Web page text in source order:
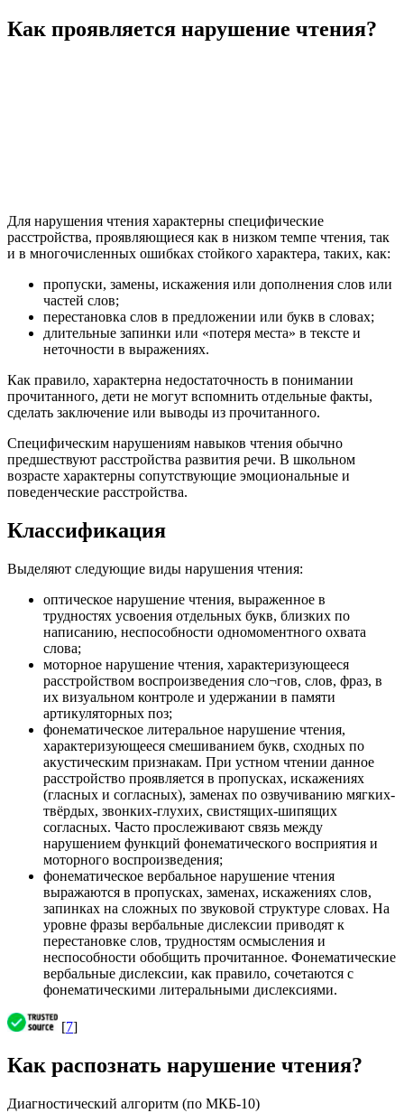
Как проявляется нарушение чтения?
Для нарушения чтения характерны специфические
расстройства, проявляющиеся как в низком темпе чтения, так
и в многочисленных ошибках стойкого характера, таких, как:
пропуски, замены, искажения или дополнения слов или
частей слов;
перестановка слов в предложении или букв в словах;
длительные запинки или «потеря места» в тексте и
неточности в выражениях.
Как правило, характерна недостаточность в понимании
прочитанного, дети не могут вспомнить отдельные факты,
сделать заключение или выводы из прочитанного.
Специфическим нарушениям навыков чтения обычно
предшествуют расстройства развития речи. В школьном
возрасте характерны сопутствующие эмоциональные и
поведенческие расстройства.
Классификация
Выделяют следующие виды нарушения чтения:
оптическое нарушение чтения, выраженное в
трудностях усвоения отдельных букв, близких по
написанию, неспособности одномоментного охвата
слова;
моторное нарушение чтения, характеризующееся
расстройством воспроизведения сло¬гов, слов, фраз, в
их визуальном контроле и удержании в памяти
артикуляторных поз;
фонематическое литеральное нарушение чтения,
характеризующееся смешиванием букв, сходных по
акустическим признакам. При устном чтении данное
расстройство проявляется в пропусках, искажениях
(гласных и согласных), заменах по озвучиванию мягких-
твёрдых, звонких-глухих, свистящих-шипящих
согласных. Часто прослеживают связь между
нарушением функций фонематического восприятия и
моторного воспроизведения;
фонематическое вербальное нарушение чтения
выражаются в пропусках, заменах, искажениях слов,
запинках на сложных по звуковой структуре словах. На
уровне фразы вербальные дислексии приводят к
перестановке слов, трудностям осмысления и
неспособности обобщить прочитанное. Фонематические
вербальные дислексии, как правило, сочетаются с
фонематическими литеральными дислексиями.
[7]
Как распознать нарушение чтения?
Диагностический алгоритм (по МКБ-10)